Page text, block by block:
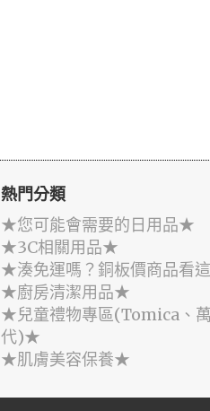
熱門分類
★您可能會需要的日用品★
★3C相關用品★
★湊免運嗎？銅板價商品看
★廚房清潔用品★
★兒童禮物專區(Tomica、萬
代)★
★肌膚美容保養★